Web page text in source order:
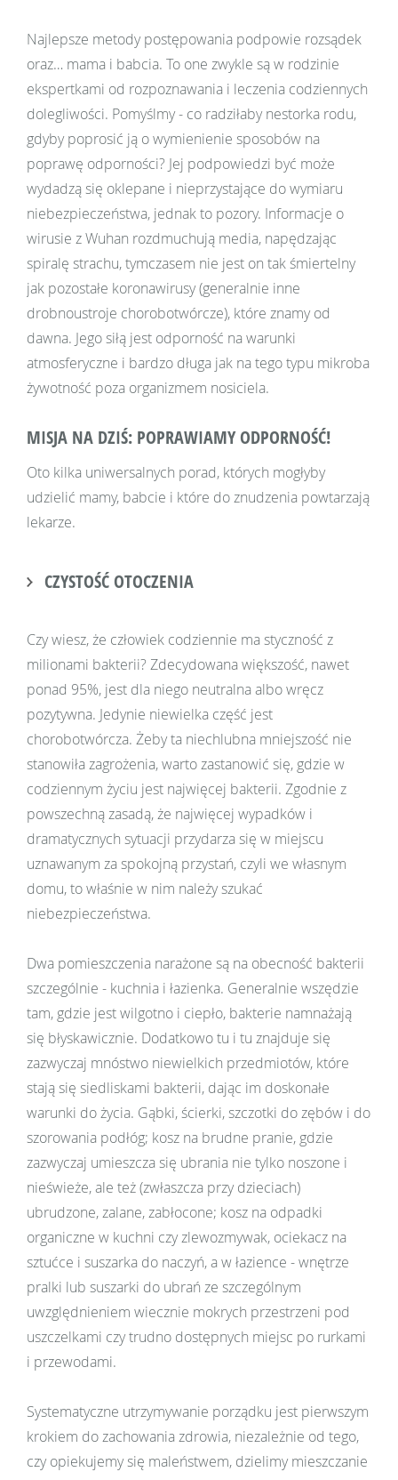
Najlepsze metody postępowania podpowie rozsądek
oraz… mama i babcia. To one zwykle są w rodzinie
ekspertkami od rozpoznawania i leczenia codziennych
dolegliwości. Pomyślmy - co radziłaby nestorka rodu,
gdyby poprosić ją o wymienienie sposobów na
poprawę odporności? Jej podpowiedzi być może
wydadzą się oklepane i nieprzystające do wymiaru
niebezpieczeństwa, jednak to pozory. Informacje o
wirusie z Wuhan rozdmuchują media, napędzając
spiralę strachu, tymczasem nie jest on tak śmiertelny
jak pozostałe koronawirusy (generalnie inne
drobnoustroje chorobotwórcze), które znamy od
dawna. Jego siłą jest odporność na warunki
atmosferyczne i bardzo długa jak na tego typu mikroba
żywotność poza organizmem nosiciela.
MISJA NA DZIŚ: POPRAWIAMY ODPORNOŚĆ!
Oto kilka uniwersalnych porad, których mogłyby
udzielić mamy, babcie i które do znudzenia powtarzają
lekarze.
CZYSTOŚĆ OTOCZENIA
Czy wiesz, że człowiek codziennie ma styczność z
milionami bakterii? Zdecydowana większość, nawet
ponad 95%, jest dla niego neutralna albo wręcz
pozytywna. Jedynie niewielka część jest
chorobotwórcza. Żeby ta niechlubna mniejszość nie
stanowiła zagrożenia, warto zastanowić się, gdzie w
codziennym życiu jest najwięcej bakterii. Zgodnie z
powszechną zasadą, że najwięcej wypadków i
dramatycznych sytuacji przydarza się w miejscu
uznawanym za spokojną przystań, czyli we własnym
domu, to właśnie w nim należy szukać
niebezpieczeństwa.
Dwa pomieszczenia narażone są na obecność bakterii
szczególnie - kuchnia i łazienka. Generalnie wszędzie
tam, gdzie jest wilgotno i ciepło, bakterie namnażają
się błyskawicznie. Dodatkowo tu i tu znajduje się
zazwyczaj mnóstwo niewielkich przedmiotów, które
stają się siedliskami bakterii, dając im doskonałe
warunki do życia. Gąbki, ścierki, szczotki do zębów i do
szorowania podłóg; kosz na brudne pranie, gdzie
zazwyczaj umieszcza się ubrania nie tylko noszone i
nieświeże, ale też (zwłaszcza przy dzieciach)
ubrudzone, zalane, zabłocone; kosz na odpadki
organiczne w kuchni czy zlewozmywak, ociekacz na
sztućce i suszarka do naczyń, a w łazience - wnętrze
pralki lub suszarki do ubrań ze szczególnym
uwzględnieniem wiecznie mokrych przestrzeni pod
uszczelkami czy trudno dostępnych miejsc po rurkami
i przewodami.
Systematyczne utrzymywanie porządku jest pierwszym
krokiem do zachowania zdrowia, niezależnie od tego,
czy opiekujemy się maleństwem, dzielimy mieszczanie